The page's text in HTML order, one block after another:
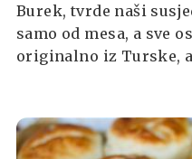
Burek, tvrde naši
samo od mesa, a sve
originalno iz Turske, a
topli uz čašu hladnog